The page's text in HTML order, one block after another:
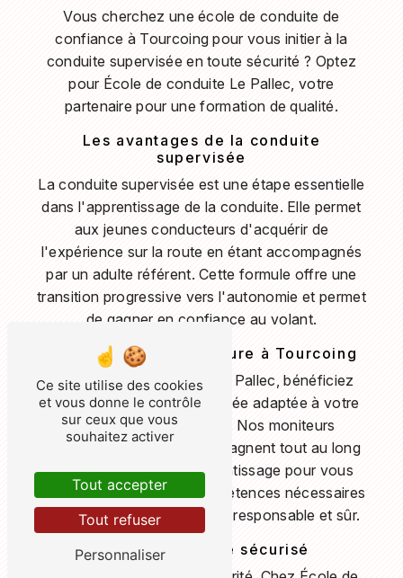
Vous cherchez une école de conduite de
confiance à Tourcoing pour vous initier à la
conduite supervisée en toute sécurité ? Optez
pour École de conduite Le Pallec, votre
partenaire pour une formation de qualité.
Les avantages de la conduite
supervisée
La conduite supervisée est une étape essentielle
dans l'apprentissage de la conduite. Elle permet
aux jeunes conducteurs d'acquérir de
l'expérience sur la route en étant accompagnés
par un adulte référent. Cette formule offre une
transition progressive vers l'autonomie et permet
de gagner en confiance au volant.
Une formation sur mesure à Tourcoing
Avec École de conduite Le Pallec, bénéficiez
d'une formation personnalisée adaptée à votre
rythme et à vos besoins. Nos moniteurs
expérimentés vous accompagnent tout au long
de votre parcours d'apprentissage pour vous
aider à développer les compétences nécessaires
pour devenir un conducteur responsable et sûr.
Un apprentissage sécurisé
Ce site utilise des cookies
et vous donne le contrôle
sur ceux que vous
souhaitez activer
Tout accepter
Tout refuser
Personnaliser